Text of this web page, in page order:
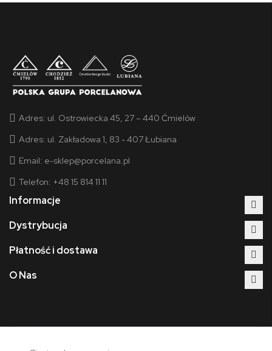
Adres: ul. Ostrowiecka 45, 27 – 440 Ćmielów
Adres: ul. Zakładowa 1, 83 - 407 Łubiana
Email: e-sklep@porcelana.pl
Telefon: +48 15 814 11 11
Informacje
Dystrybucja
Płatność i dostawa
O Nas